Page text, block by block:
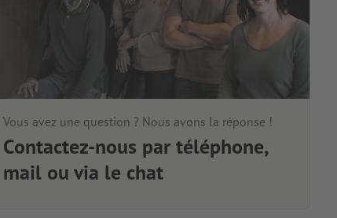
Vous avez une question ? Nous avons la réponse !
Contactez-nous par téléphone,
mail ou via le chat